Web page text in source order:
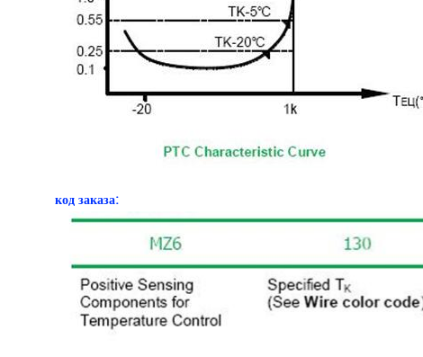
код заказа: